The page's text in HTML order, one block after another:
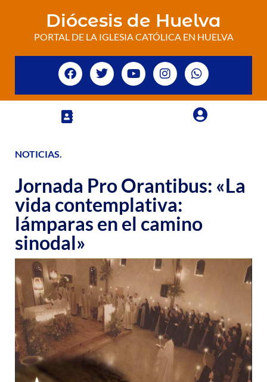
Diócesis de Huelva
PORTAL DE LA IGLESIA CATÓLICA EN HUELVA
NOTICIAS.
Jornada Pro Orantibus: «La
vida contemplativa:
lámparas en el camino
sinodal»